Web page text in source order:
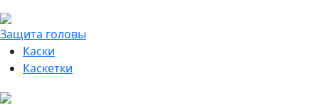
Защита головы
Каски
Каскетки